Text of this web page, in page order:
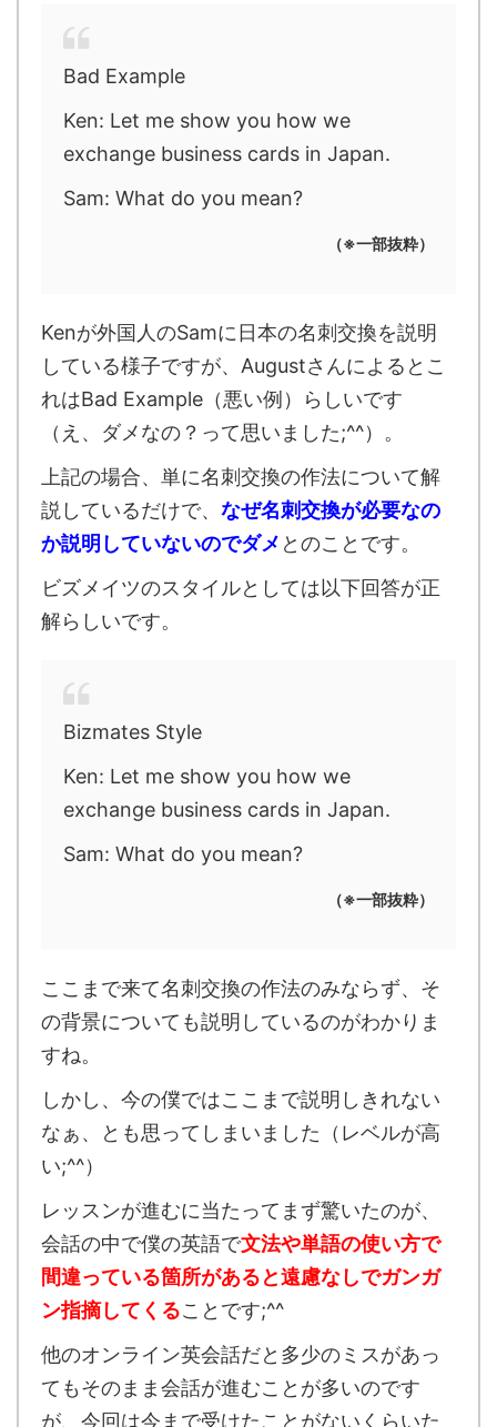
Bad Example
Ken: Let me show you how we
exchange business cards in Japan.
Sam: What do you mean?
（※一部抜粋）
Kenが外国人のSamに日本の名刺交換を説明
している様子ですが、Augustさんによるとこ
れはBad Example（悪い例）らしいです
（え、ダメなの？って思いました;^^）。
上記の場合、単に名刺交換の作法について解
説しているだけで、 なぜ名刺交換が必要なの
か説明していないのでダメ とのことです。
ビズメイツのスタイルとしては以下回答が正
解らしいです。
Bizmates Style
Ken: Let me show you how we
exchange business cards in Japan.
Sam: What do you mean?
（※一部抜粋）
ここまで来て名刺交換の作法のみならず、そ
の背景についても説明しているのがわかりま
すね。
しかし、今の僕ではここまで説明しきれない
なぁ、とも思ってしまいました（レベルが高
い;^^）
レッスンが進むに当たってまず驚いたのが、
会話の中で僕の英語で文法や単語の使い方で
間違っている箇所があると遠慮なしでガンガ
ン指摘してくることです;^^
他のオンライン英会話だと多少のミスがあっ
てもそのまま会話が進むことが多いのです
が、今回は今まで受けたことがないくらいた